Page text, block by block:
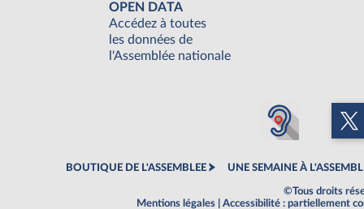
OPEN DATA
Accédez à toutes
les données de
l'Assemblée nationale
BOUTIQUE DE L'ASSEMBLEE UNE SEMAINE À
©Tous droits
Mentions légales
Accessibilité : partiellement